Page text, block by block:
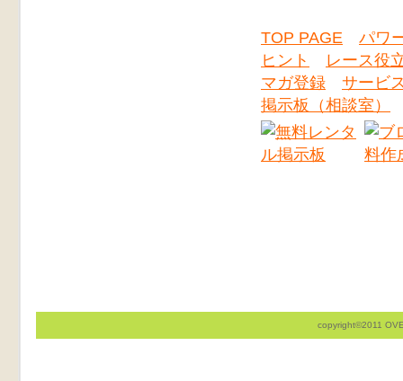
TOP PAGE
パワ
ヒント
レース役
マガ登録
サービ
掲示板（相談室）
copyright©2011